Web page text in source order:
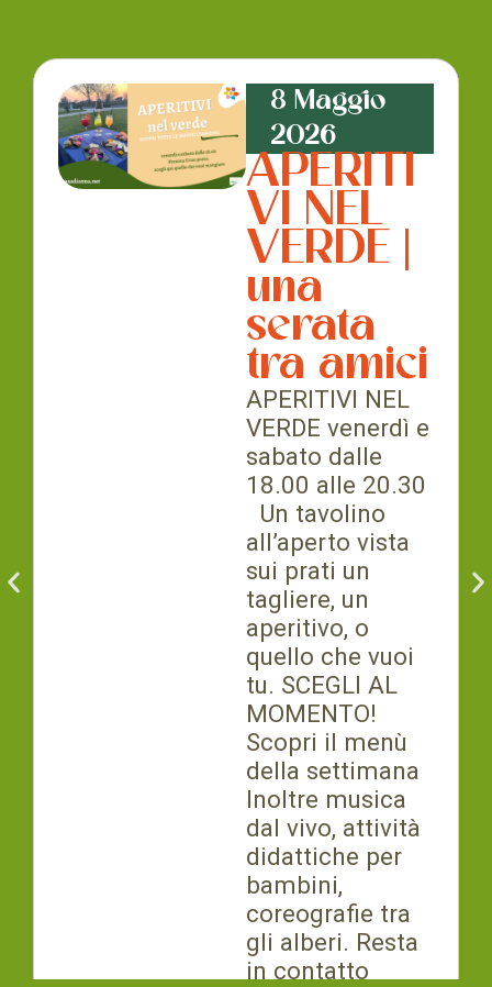
8 Maggio
2026
APERITI
VI NEL
VERDE |
una
serata
tra amici
APERITIVI NEL
VERDE venerdì e
sabato dalle
18.00 alle 20.30
Un tavolino
all’aperto vista
sui prati un
tagliere, un
aperitivo, o
quello che vuoi
tu. SCEGLI AL
MOMENTO!
Scopri il menù
della settimana
Inoltre musica
dal vivo, attività
didattiche per
bambini,
coreografie tra
gli alberi. Resta
in contatto